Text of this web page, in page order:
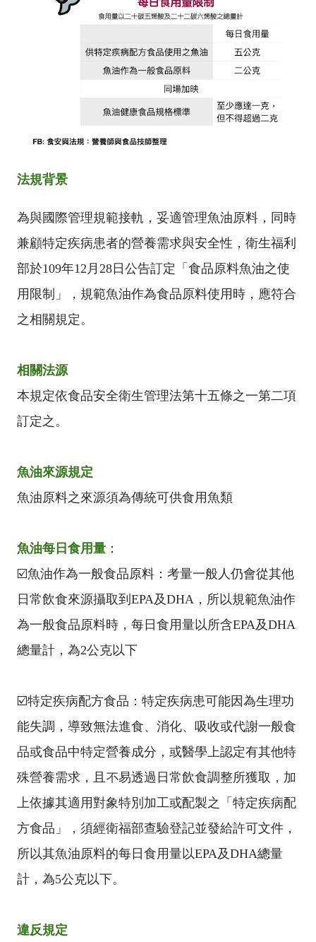
法規背景
為與國際管理規範接軌，妥適管理魚油原料，同時
兼顧特定疾病患者的營養需求與安全性，衛生福利
部於109年12月28日公告訂定「食品原料魚油之使
用限制」，規範魚油作為食品原料使用時，應符合
之相關規定。
相關法源
本規定依食品安全衛生管理法第十五條之一第二項
訂定之。
魚油來源規定
魚油原料之來源須為傳統可供食用魚類
魚油每日食用量 ：
☑️魚油作為一般食品原料：考量一般人仍會從其他
日常飲食來源攝取到EPA及DHA，所以規範魚油作
為一般食品原料時，每日食用量以所含EPA及DHA
總量計，為2公克以下
☑️特定疾病配方食品：特定疾病患可能因為生理功
能失調，導致無法進食、消化、吸收或代謝一般食
品或食品中特定營養成分，或醫學上認定有其他特
殊營養需求，且不易透過日常飲食調整所獲取，加
上依據其適用對象特別加工或配製之「特定疾病配
方食品」，須經衛福部查驗登記並發給許可文件，
所以其魚油原料的每日食用量以EPA及DHA總量
計，為5公克以下。
違反規定